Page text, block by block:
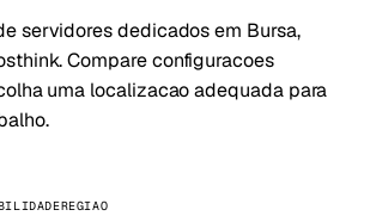
servidores dedicados em Bursa,
Compare configuracoes
uma localizacao adequada para
REGIAO